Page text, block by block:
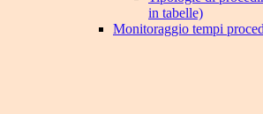
in tabelle)
Monitoraggio tempi